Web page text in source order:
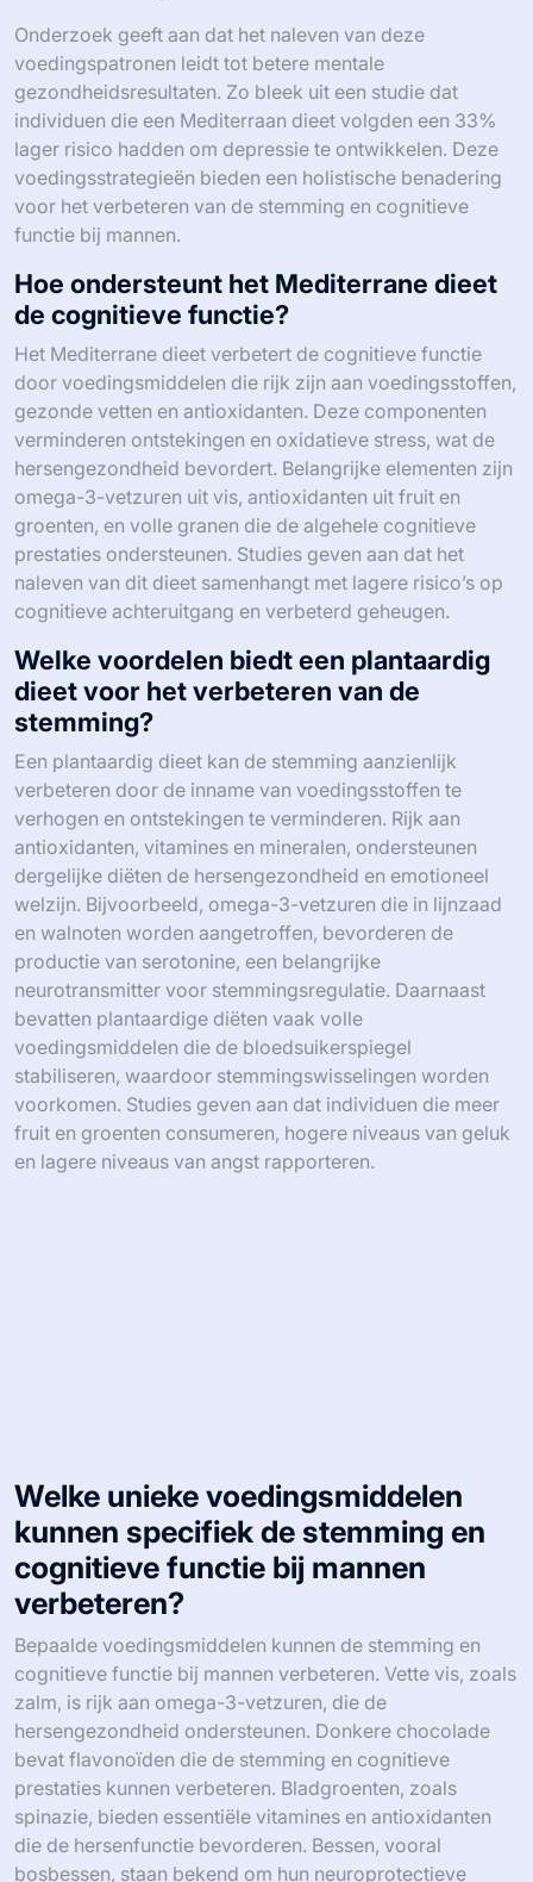
Onderzoek geeft aan dat het naleven van deze
voedingspatronen leidt tot betere mentale
gezondheidsresultaten. Zo bleek uit een studie dat
individuen die een Mediterraan dieet volgden een 33%
lager risico hadden om depressie te ontwikkelen. Deze
voedingsstrategieën bieden een holistische benadering
voor het verbeteren van de stemming en cognitieve
functie bij mannen.
Hoe ondersteunt het Mediterrane dieet
de cognitieve functie?
Het Mediterrane dieet verbetert de cognitieve functie
door voedingsmiddelen die rijk zijn aan voedingsstoffen,
gezonde vetten en antioxidanten. Deze componenten
verminderen ontstekingen en oxidatieve stress, wat de
hersengezondheid bevordert. Belangrijke elementen zijn
omega-3-vetzuren uit vis, antioxidanten uit fruit en
groenten, en volle granen die de algehele cognitieve
prestaties ondersteunen. Studies geven aan dat het
naleven van dit dieet samenhangt met lagere risico’s op
cognitieve achteruitgang en verbeterd geheugen.
Welke voordelen biedt een plantaardig
dieet voor het verbeteren van de
stemming?
Een plantaardig dieet kan de stemming aanzienlijk
verbeteren door de inname van voedingsstoffen te
verhogen en ontstekingen te verminderen. Rijk aan
antioxidanten, vitamines en mineralen, ondersteunen
dergelijke diëten de hersengezondheid en emotioneel
welzijn. Bijvoorbeeld, omega-3-vetzuren die in lijnzaad
en walnoten worden aangetroffen, bevorderen de
productie van serotonine, een belangrijke
neurotransmitter voor stemmingsregulatie. Daarnaast
bevatten plantaardige diëten vaak volle
voedingsmiddelen die de bloedsuikerspiegel
stabiliseren, waardoor stemmingswisselingen worden
voorkomen. Studies geven aan dat individuen die meer
fruit en groenten consumeren, hogere niveaus van geluk
en lagere niveaus van angst rapporteren.
Welke unieke voedingsmiddelen
kunnen specifiek de stemming en
cognitieve functie bij mannen
verbeteren?
Bepaalde voedingsmiddelen kunnen de stemming en
cognitieve functie bij mannen verbeteren. Vette vis, zoals
zalm, is rijk aan omega-3-vetzuren, die de
hersengezondheid ondersteunen. Donkere chocolade
bevat flavonoïden die de stemming en cognitieve
prestaties kunnen verbeteren. Bladgroenten, zoals
spinazie, bieden essentiële vitamines en antioxidanten
die de hersenfunctie bevorderen. Bessen, vooral
bosbessen, staan bekend om hun neuroprotectieve